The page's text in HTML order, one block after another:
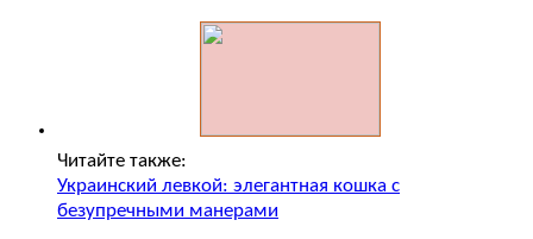
Читайте также:
Украинский левкой: элегантная кошка с
безупречными манерами